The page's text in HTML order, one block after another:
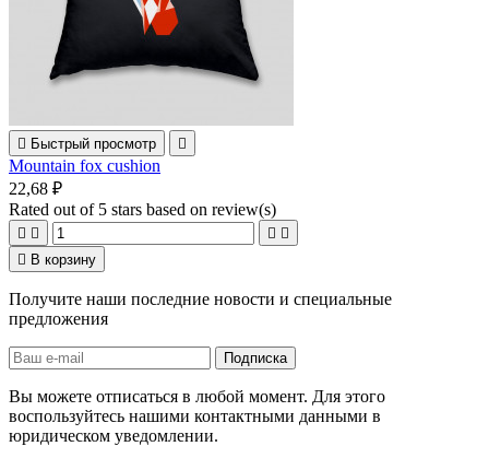
 Быстрый просмотр 
Mountain fox cushion
22,68 ₽
Rated out of 5 stars based on review(s)
   
 В корзину
Получите наши последние новости и специальные
предложения
Вы можете отписаться в любой момент. Для этого
воспользуйтесь нашими контактными данными в
юридическом уведомлении.